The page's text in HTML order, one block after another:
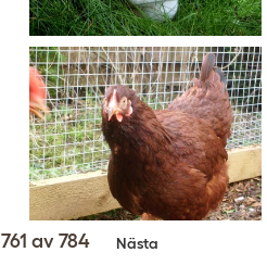
761 av 784 Nästa